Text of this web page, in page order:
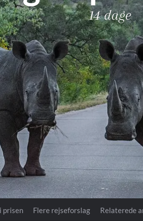
14 dage
prisen Flere rejseforslag Relaterede